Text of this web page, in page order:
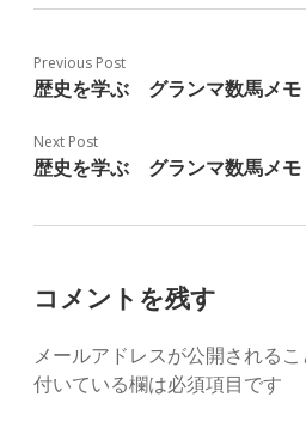
Previous Post
歴史を学ぶ グランマ数馬メモ
Next Post
歴史を学ぶ グランマ数馬メモ
コメントを残す
メールアドレスが公開されるこ
付いている欄は必須項目です